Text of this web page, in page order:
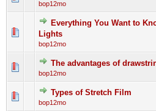
bop12mo
Everything You Want to
Lights
bop12mo
0 Bewertung(en) - 0 von 5
The advantages of
bop12mo
0 Bewertung(en) - 0 von 5
1234 5
Types of Stretch Film
bop12mo
0 Bewertung(en) - 0 von 5